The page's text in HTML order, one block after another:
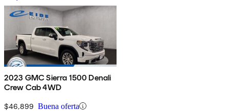
2023 GMC Sierra 1500 Denali
Crew Cab 4WD
$46,899 Buena oferta